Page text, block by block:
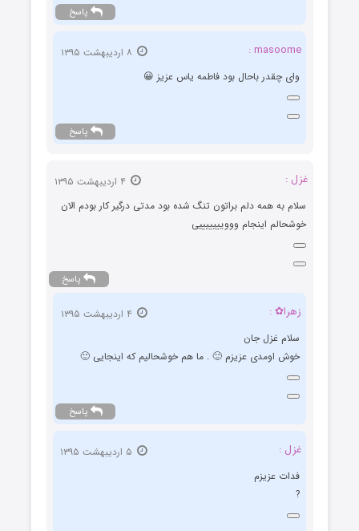
پاسخ
masoome :
وای چقدر باحال بود فاطمه یاس عزیز 😀
پاسخ
غزل :
سلام به همه دلم براتون تنگ شده بود مدتی درگیر کار بودم الان
خوشحالم اینجام ووویییییییی
پاسخ
زهرا✿ :
۴ اردیبهشت ۱۳۹۵
سلام غزل جان
خوش اومدی عزیزم 🙂 . ما هم خوشحالیم که اینجایی 🙂
پاسخ
غزل :
فدات عزیزم
?